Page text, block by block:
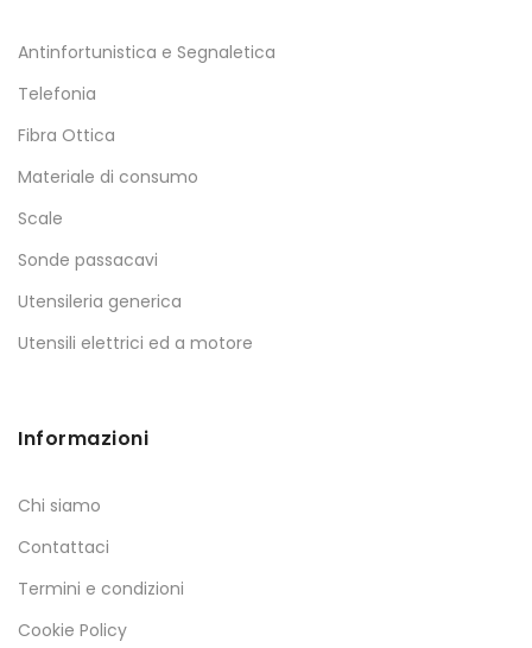
Antinfortunistica e Segnaletica
Telefonia
Fibra Ottica
Materiale di consumo
Scale
Sonde passacavi
Utensileria generica
Utensili elettrici ed a motore
Informazioni
Chi siamo
Contattaci
Termini e condizioni
Cookie Policy